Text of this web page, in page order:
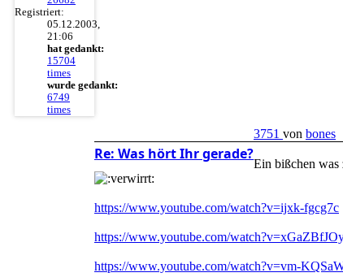
Registriert:
05.12.2003,
21:06
hat gedankt:
15704
times
wurde gedankt:
6749
times
Re: Was hört Ihr gerade?
3751 von bones
Ein bißchen was
https://www.youtube.com/watch?v=ijxk-fgcg7c
https://www.youtube.com/
https://www.youtube.com/watch?v=vm-